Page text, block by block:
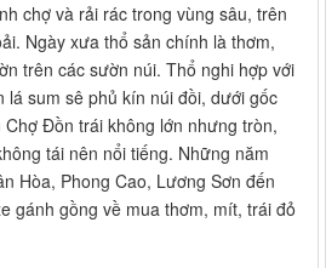
chợ và rải rác trong vùng sâu, trên
Ngày xưa thổ sản chính là thơm,
trên các sườn núi. Thổ nghi hợp với
lá sum sê phủ kín núi đồi, dưới gốc
Đồn trái không lớn nhưng tròn,
tái nên nổi tiếng. Những năm
Hòa, Phong Cao, Lương Sơn đến
gánh gồng về mua thơm, mít, trái đỏ